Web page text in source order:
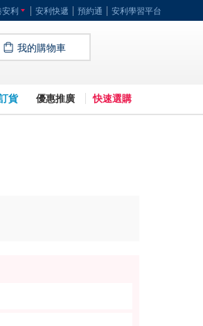
利 安利快遞 預約通 安利學習平台
我的購物車
貨 優惠推廣 快速選購